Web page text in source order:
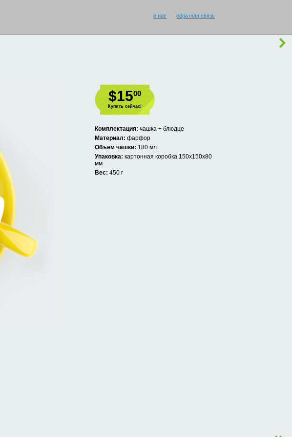
обратная связь
о нас
$1500
Купить сейчас!
Комплектация: чашка + блюдце
Материал: фарфор
Объем чашки: 180 мл
Упаковка: картонная коробка 150х150х80
мм
Вес: 450 г